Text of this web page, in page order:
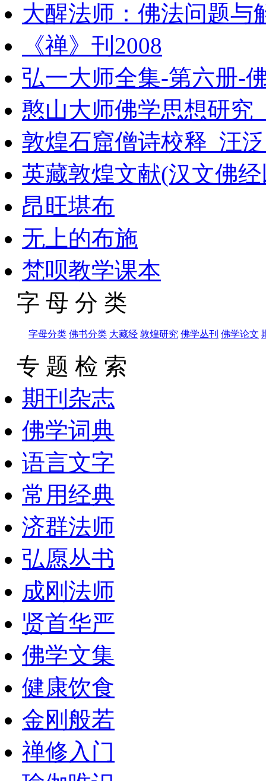
大醒法师：佛法问题与
《禅》刊2008
弘一大师全集-第六册-
憨山大师佛学思想研究
敦煌石窟僧诗校释_汪
英藏敦煌文献(汉文佛
昂旺堪布
无上的布施
梵呗教学课本
字 母 分 类
字母分类 佛书分类 大藏经 敦煌研究 佛学丛刊 佛学论文
专 题 检 索
期刊杂志
佛学词典
语言文字
常用经典
济群法师
弘愿丛书
成刚法师
贤首华严
佛学文集
健康饮食
金刚般若
禅修入门